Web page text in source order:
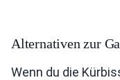
Alternativen zur
Wenn du die